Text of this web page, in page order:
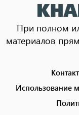
При полном
материалов
menu
Использование